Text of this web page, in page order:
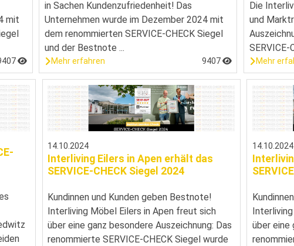
mit
in Sachen Kundenzufriedenheit! Das
Unternehmen wurde im Dezember 2024 mit
dem renommierten SERVICE-CHECK Siegel
und der Bestnote ...
Mehr erfahren 9407
Die
und
SERVICE-
Mehr
14.10.2024
Interliving Eilers in Apen erhält das
SERVICE-CHECK Siegel 2024
Kundinnen und Kunden geben Bestnote!
Interliving Möbel Eilers in Apen freut sich
über eine ganz besondere Auszeichnung: Das
renommierte SERVICE-CHECK Siegel wurde
14.10.2024
über eine